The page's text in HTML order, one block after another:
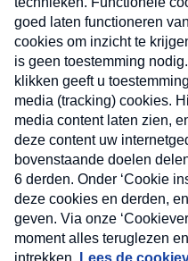
Nieuwsbrief
Neem hier een gratis
nieuwsbrief. Elke